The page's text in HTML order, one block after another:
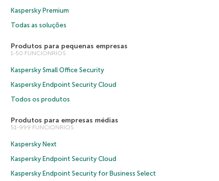
Kaspersky Premium
Todas as soluções
Produtos para pequenas empresas
1-50 FUNCIONRIOS
Kaspersky Small Office Security
Kaspersky Endpoint Security Cloud
Todos os produtos
Produtos para empresas médias
51-999 FUNCIONRIOS
Kaspersky Next
Kaspersky Endpoint Security Cloud
Kaspersky Endpoint Security for Business Select